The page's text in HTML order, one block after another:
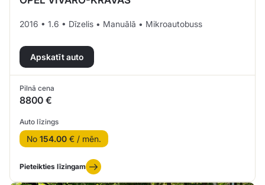
2016 • 1.6 • Dīzelis • Manuālā • Mikroautobuss
Apskatīt auto
Pilnā cena
8800 €
Auto līzings
No 154.00 € / mēn.
Pieteikties līzingam